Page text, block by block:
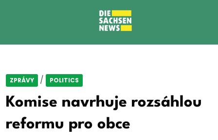
ZPRÁVY / POLITICS
Komise navrhuje rozsáhlou
reformu pro obce